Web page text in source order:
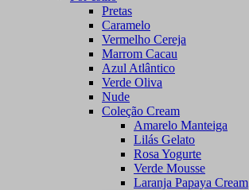
Pretas
Caramelo
Vermelho Cereja
Marrom Cacau
Azul Atlântico
Verde Oliva
Nude
Coleção Cream
Amarelo Manteiga
Lilás Gelato
Rosa Yogurte
Verde Mousse
Laranja Papaya Cream